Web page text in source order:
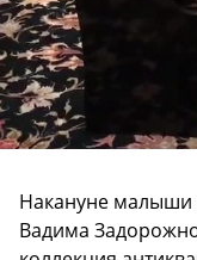
Накануне малыши
Вадима